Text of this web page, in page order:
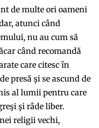
de multe ori oameni
atunci când
nu au cum să
când recomandă
care citesc ȋn
presă şi se ascund de
al lumii pentru care
şi râde liber.
religii vechi,